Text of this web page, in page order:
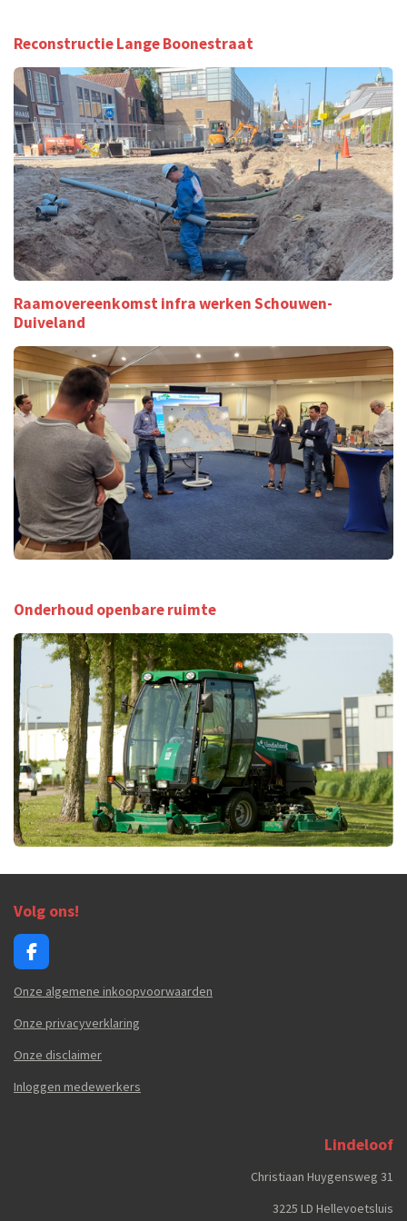
Reconstructie Lange Boonestraat
Raamovereenkomst infra werken Schouwen-
Duiveland
Onderhoud openbare ruimte
Volg ons!
F
a
c
b
o
Onze algemene inkoopvoorwaarden
Onze privacyverklaring
Onze disclaimer
Inloggen medewerkers
Lindeloof
Christiaan Huygensweg 31
3225 LD Hellevoetsluis